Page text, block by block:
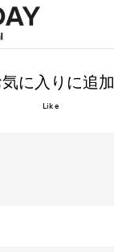
に入りに追加
Like